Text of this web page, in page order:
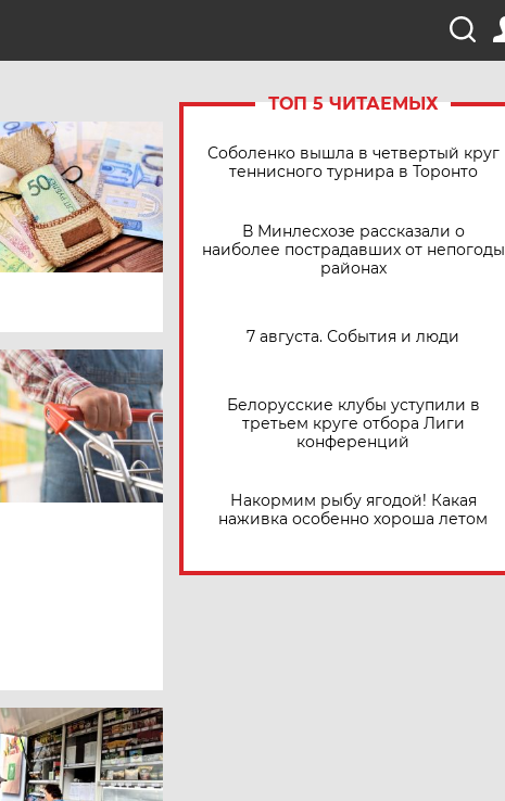
ТОП 5 ЧИТАЕМЫХ
Соболенко вышла в четвертый круг
теннисного турнира в Торонто
В Минлесхозе рассказали о
наиболее пострадавших от непогоды
районах
7 августа. События и люди
Белорусские клубы уступили в
третьем круге отбора Лиги
конференций
Накормим рыбу ягодой! Какая
наживка особенно хороша летом